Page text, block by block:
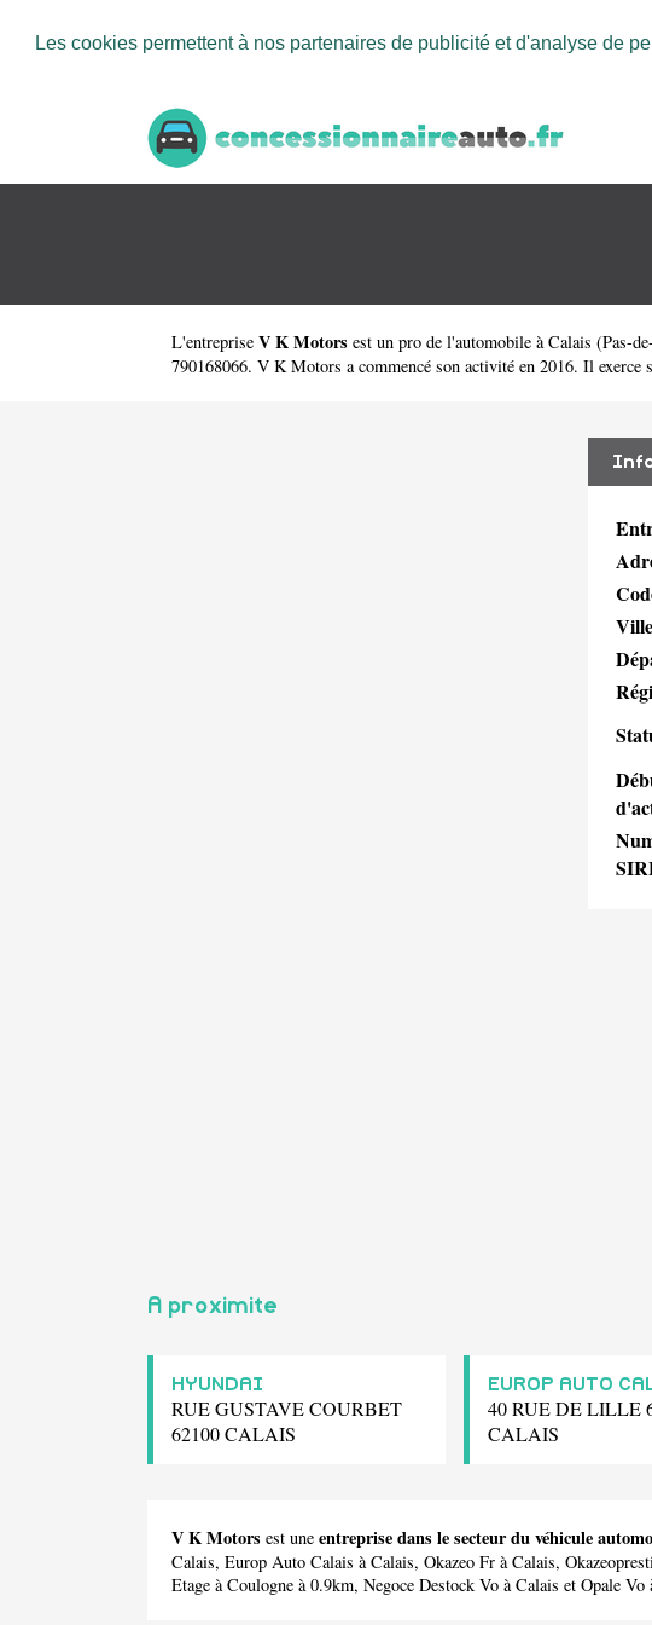
Les cookies permettent à nos partenaires de publicité et d'analyse de
L'entreprise V K Motors est un pro de l'automobile à Calais (Pas-
790168066. V K Motors a commencé son activité en 2016. Il
Ville
A proximite
HYUNDAI
RUE GUSTAVE COURBET
62100 CALAIS
EUROP AUTO
40 RUE DE LILLE
CALAIS
V K Motors est une entreprise dans le secteur du véhicule
Calais, Europ Auto Calais à Calais, Okazeo Fr à Calais,
Etage à Coulogne à 0.9km, Negoce Destock Vo à Calais et Opale Vo